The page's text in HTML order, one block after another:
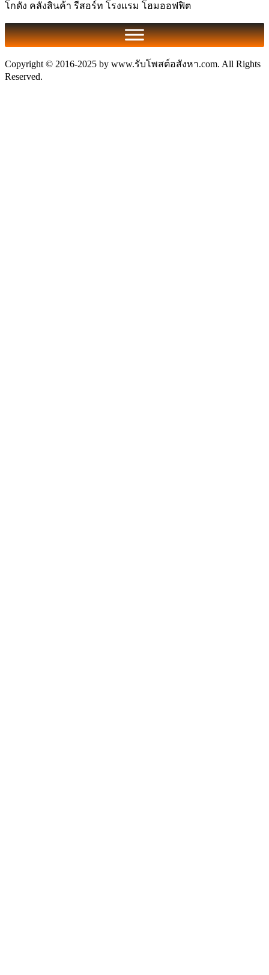
โกดัง คลังสินค้า รีสอร์ท โรงแรม โฮมออฟฟิต
Copyright © 2016-2025 by www.รับโพสต์อสังหา.com. All Rights
Reserved.